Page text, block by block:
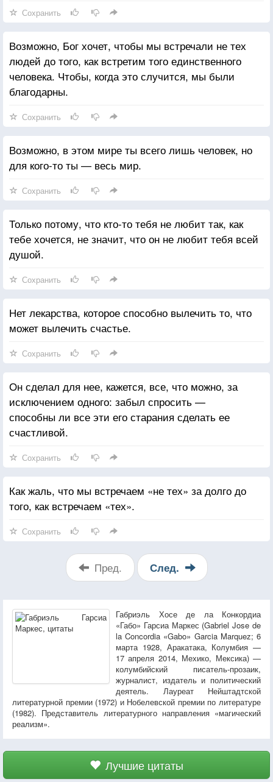
Сохранить
Возможно, Бог хочет, чтобы мы встречали не тех
людей до того, как встретим того единственного
человека. Чтобы, когда это случится, мы были
благодарны.
Сохранить
Возможно, в этом мире ты всего лишь человек, но
для кого-то ты — весь мир.
Сохранить
Только потому, что кто-то тебя не любит так, как
тебе хочется, не значит, что он не любит тебя всей
душой.
Сохранить
Нет лекарства, которое способно вылечить то, что
может вылечить счастье.
Сохранить
Он сделал для нее, кажется, все, что можно, за
исключением одного: забыл спросить —
способны ли все эти его старания сделать ее
счастливой.
Сохранить
Как жаль, что мы встречаем «не тех» за долго до
того, как встречаем «тех».
Сохранить
Пред. След.
Габриэль Хосе де ла Конкордиа
«Габо» Гарсиа Маркес (Gabriel Jose de
la Concordia «Gabo» Garcia Marquez; 6
марта 1928, Аракатака, Колумбия —
17 апреля 2014, Мехико, Мексика) —
колумбийский писатель-прозаик,
журналист, издатель и политический
деятель. Лауреат Нейштадтской
литературной премии (1972) и Нобелевской премии по литературе
(1982). Представитель литературного направления «магический
реализм».
Лучшие цитаты